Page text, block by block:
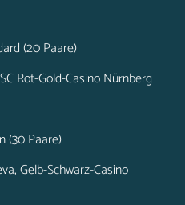
(20 Paare)
Rot-Gold-Casino Nürnberg
(30 Paare)
Gelb-Schwarz-Casino